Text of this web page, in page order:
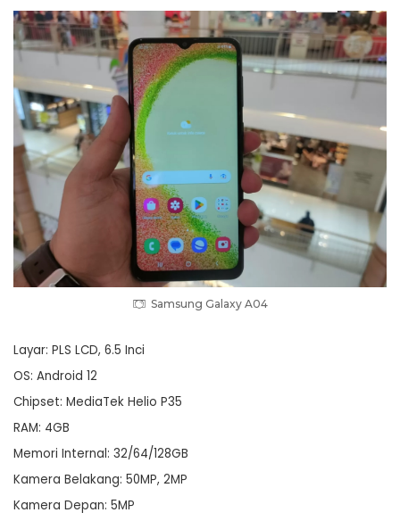
Samsung Galaxy A04
Layar: PLS LCD, 6.5 Inci
OS: Android 12
Chipset: MediaTek Helio P35
RAM: 4GB
Memori Internal: 32/64/128GB
Kamera Belakang: 50MP, 2MP
Kamera Depan: 5MP